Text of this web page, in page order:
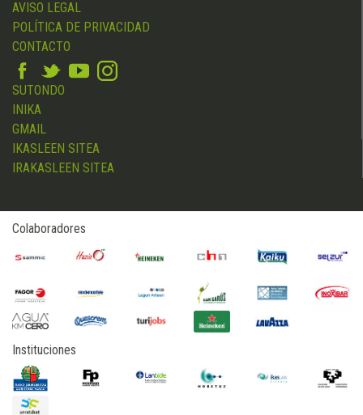
AVISO LEGAL
POLÍTICA DE PRIVACIDAD
CONTACTO
SUTONDO
INIKA
GMAIL
IKASLEEN SITEA
IRAKASLEEN SITEA
Colaboradores
Instituciones